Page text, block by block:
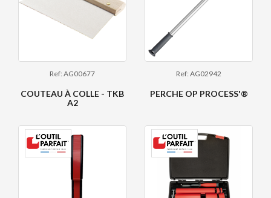
Ref: AG00677
COUTEAU À COLLE - TKB
A2
Ref: AG02942
PERCHE OP PROCESS'®